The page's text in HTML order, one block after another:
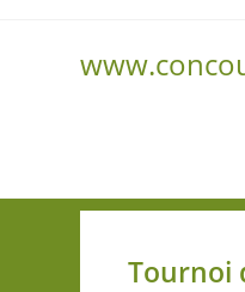
Tournoi